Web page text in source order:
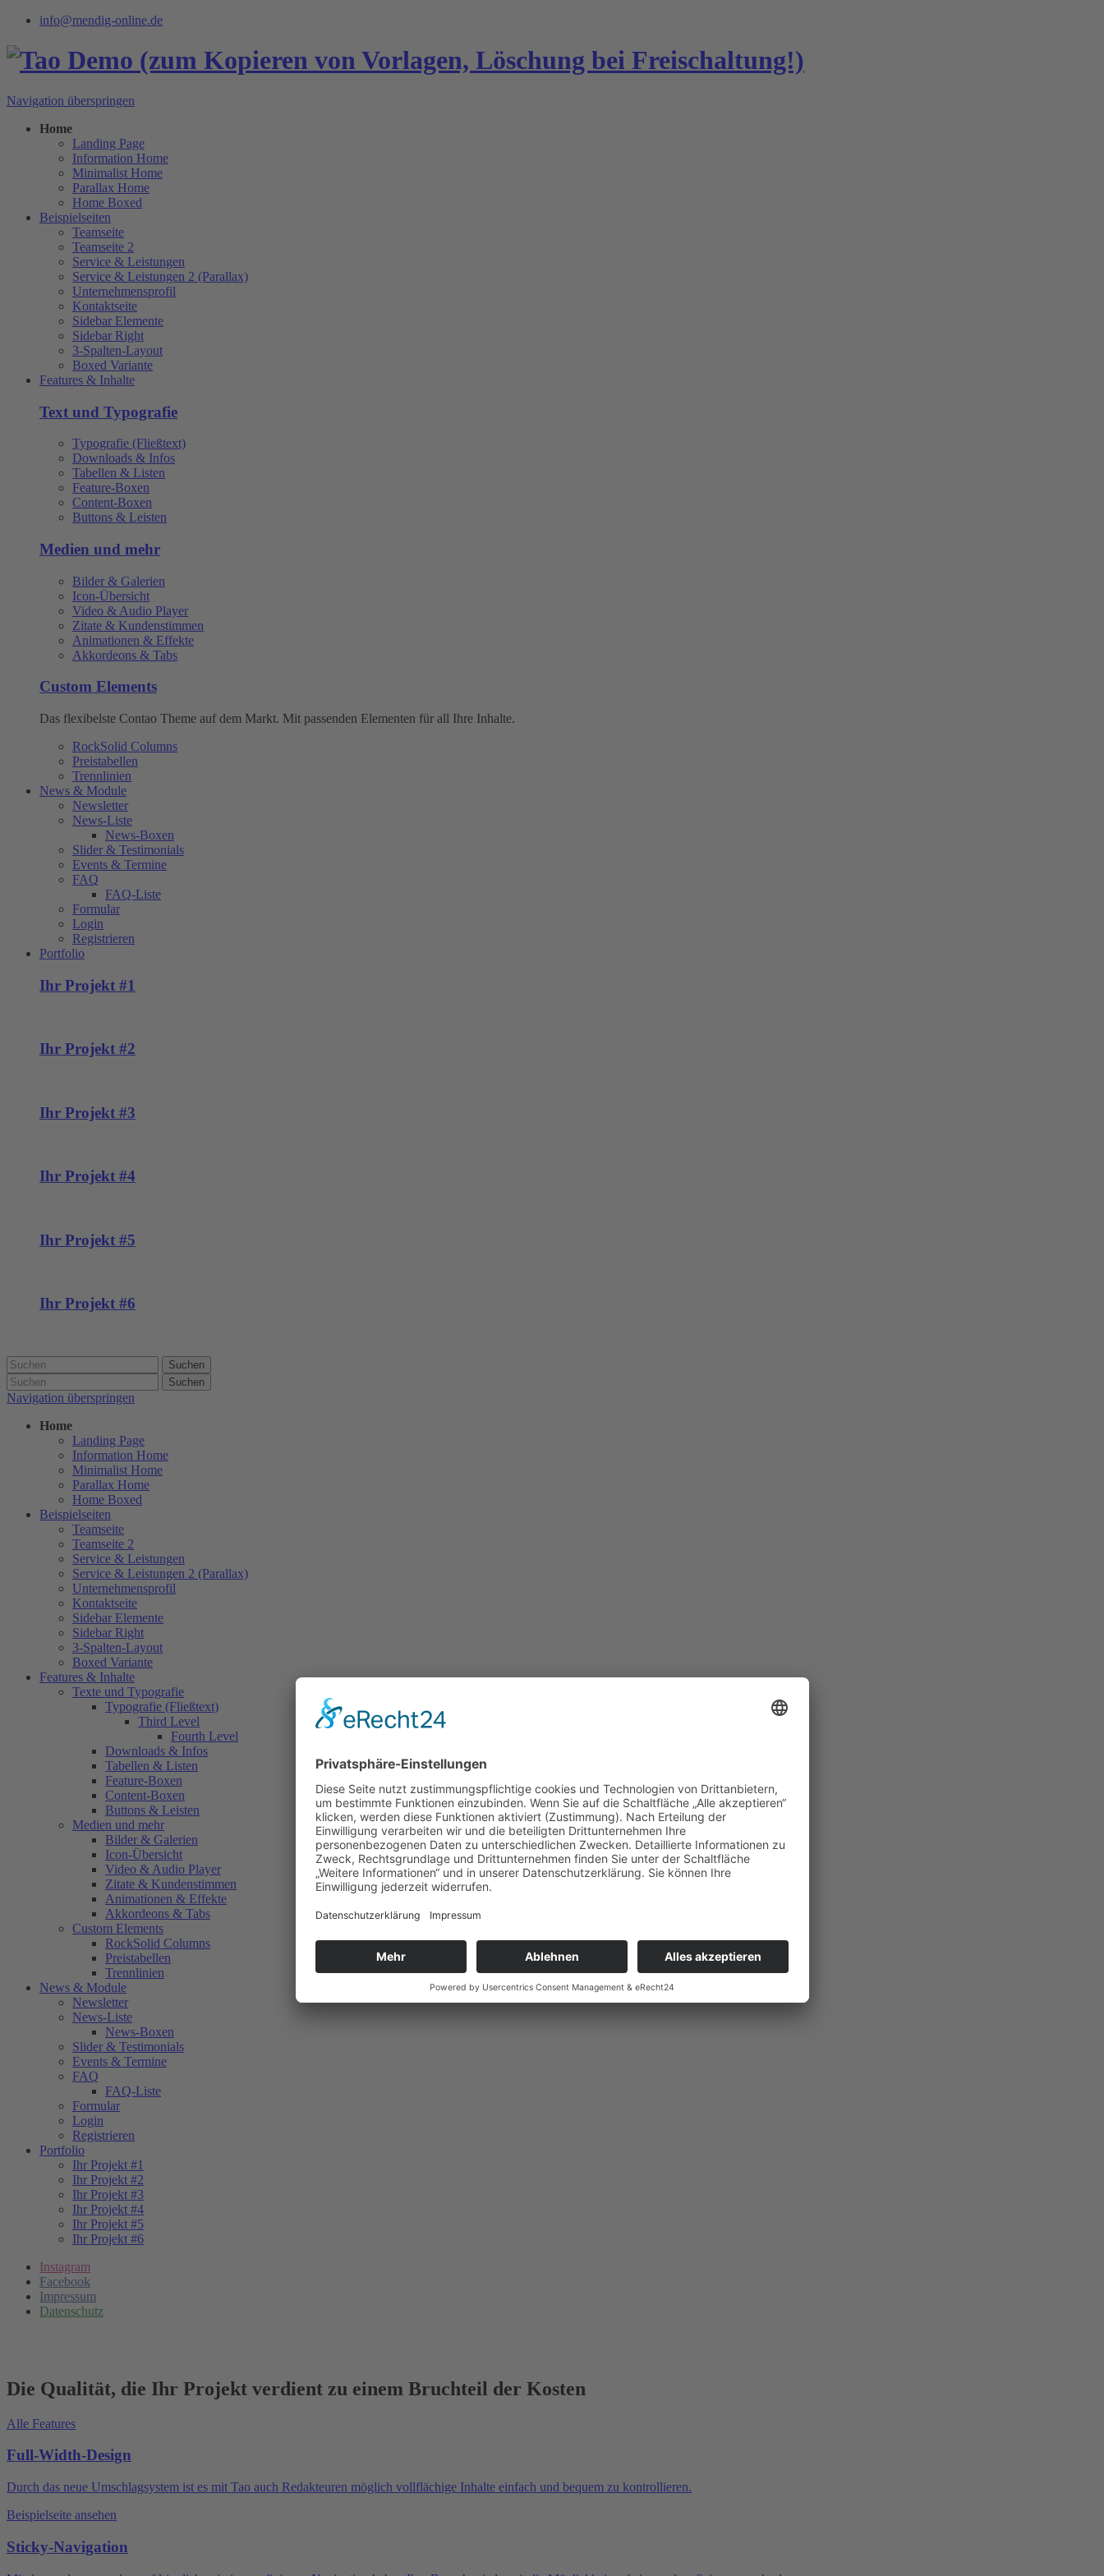
info@mendig-online.de
Navigation überspringen
Home
Landing Page
Information Home
Minimalist Home
Parallax Home
Home Boxed
Beispielseiten
Teamseite
Teamseite 2
Service & Leistungen
Service & Leistungen 2 (Parallax)
Unternehmensprofil
Kontaktseite
Sidebar Elemente
Sidebar Right
3-Spalten-Layout
Boxed Variante
Features & Inhalte
Text und Typografie
Typografie (Fließtext)
Downloads & Infos
Tabellen & Listen
Feature-Boxen
Content-Boxen
Buttons & Leisten
Medien und mehr
Bilder & Galerien
Icon-Übersicht
Video & Audio Player
Zitate & Kundenstimmen
Animationen & Effekte
Akkordeons & Tabs
Custom Elements
Das flexibelste Contao Theme auf dem Markt. Mit passenden Elementen für all Ihre Inhalte.
RockSolid Columns
Preistabellen
Trennlinien
News & Module
Newsletter
News-Liste
News-Boxen
Slider & Testimonials
Events & Termine
FAQ
FAQ-Liste
Formular
Login
Registrieren
Portfolio
Ihr Projekt #1
Ihr Projekt #2
Ihr Projekt #3
Ihr Projekt #4
Ihr Projekt #5
Ihr Projekt #6
Suchen
Suchen
Navigation überspringen
Home
Landing Page
Information Home
Minimalist Home
Parallax Home
Home Boxed
Beispielseiten
Teamseite
Teamseite 2
Service & Leistungen
Service & Leistungen 2 (Parallax)
Unternehmensprofil
Kontaktseite
Sidebar Elemente
Sidebar Right
3-Spalten-Layout
Boxed Variante
Features & Inhalte
Texte und Typografie
Typografie (Fließtext)
Third Level
Fourth Level
Downloads & Infos
Tabellen & Listen
Feature-Boxen
Content-Boxen
Buttons & Leisten
Medien und mehr
Bilder & Galerien
Icon-Übersicht
Video & Audio Player
Zitate & Kundenstimmen
Animationen & Effekte
Akkordeons & Tabs
Custom Elements
RockSolid Columns
Preistabellen
Trennlinien
News & Module
Newsletter
News-Liste
News-Boxen
Slider & Testimonials
Events & Termine
FAQ
FAQ-Liste
Formular
Login
Registrieren
Portfolio
Ihr Projekt #1
Ihr Projekt #2
Ihr Projekt #3
Ihr Projekt #4
Ihr Projekt #5
Ihr Projekt #6
Instagram
Facebook
Impressum
Datenschutz
Die Qualität, die Ihr Projekt verdient zu einem Bruchteil der Kosten
Alle Features
Full-Width-Design
Durch das neue Umschlagsystem ist es mit Tao auch Redakteuren möglich vollflächige Inhalte einfach und bequem zu kontrollieren.
Beispielseite ansehen
Sticky-Navigation